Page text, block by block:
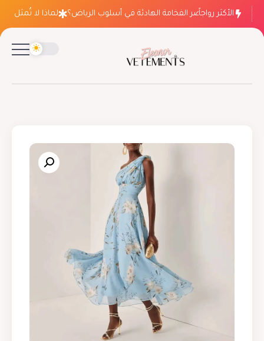
الأكثر رواجاً
لماذا ينتصر الفخامة الهادئة في أسلوب الرياض؟ لماذا لا تُمثل